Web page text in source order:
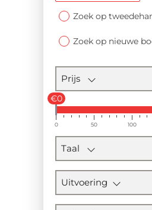
Zoek op
Zoek op nieuwe
Prijs
€0
0 50 100
Taal
Uitvoering